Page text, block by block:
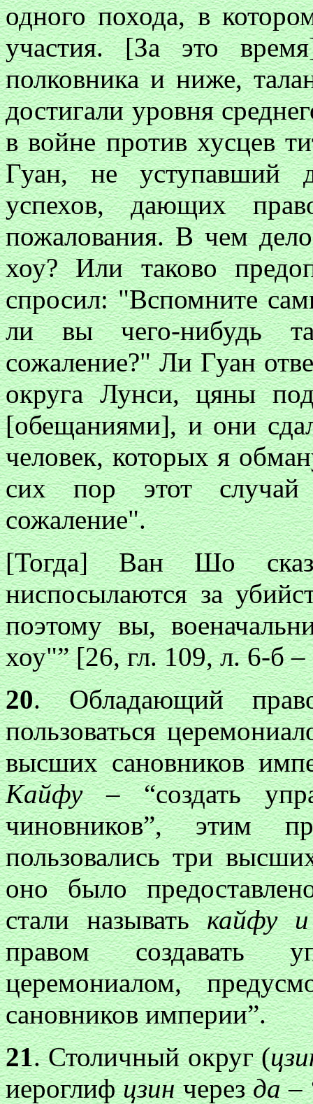
одного похода, в
участия. [За это
полковника и ниже,
достигали уровня
в войне против хусцев
Гуан, не уступавший
успехов, дающих
пожалования. В чем
хоу? Или таково
спросил: "Вспомните
ли вы чего-нибудь
сожаление?" Ли Гуан
округа Лунси, цяны
[обещаниями], и они
человек, которых я
сих пор этот
сожаление".
[Тогда] Ван Шо
ниспосылаются за
поэтому вы,
хоу"” [26, гл. 109, л. 6-б
20. Обладающий
пользоваться
высших сановников
Кайфу– “создать
чиновников”, этим
пользовались три
оно было
стали называтькайфу
правом создавать
церемониалом,
сановников империи”.
21. Столичный округ (
иероглифцзинчерезда–